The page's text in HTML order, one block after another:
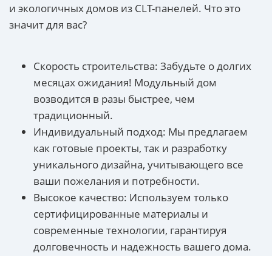
и экологичных домов из CLT-панелей. Что это
значит для вас?
Скорость строительства: Забудьте о долгих
месяцах ожидания! Модульный дом
возводится в разы быстрее, чем
традиционный.
Индивидуальный подход: Мы предлагаем
как готовые проекты, так и разработку
уникального дизайна, учитывающего все
ваши пожелания и потребности.
Высокое качество: Используем только
сертифицированные материалы и
современные технологии, гарантируя
долговечность и надежность вашего дома.